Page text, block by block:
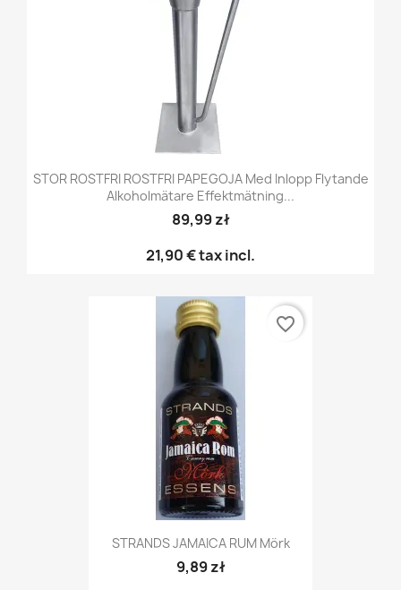
STOR ROSTFRI ROSTFRI PAPEGOJA Med Inlopp Flytande
Alkoholmätare Effektmätning...
89,99 zł
21,90 €tax incl.
STRANDS JAMAICA RUM Mörk
9,89 zł
favorite_border